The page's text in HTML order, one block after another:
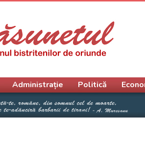
Administrație Politică